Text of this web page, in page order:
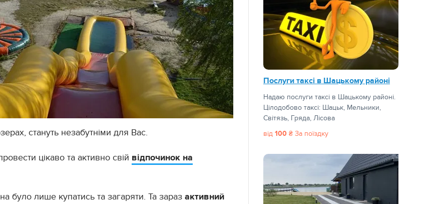
стануть незабутніми для Вас.
цікаво та активно свій відпочинок на
було лише купатись та загаряти. Та зараз активний
Послуги таксі в Шацькому районі
Надаю послуги таксі в Шацькому районі.
Цілодобово таксі: Шацьк, Мельники,
Світязь, Гряда, Лісова
від 100 ₴ За поїздку